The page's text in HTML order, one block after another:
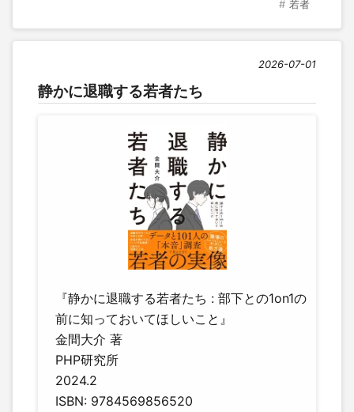
若者
2026-07-01
静かに退職する若者たち
『静かに退職する若者たち : 部下との1on1の
前に知っておいてほしいこと』
金間大介 著
PHP研究所
2024.2
ISBN: 9784569856520